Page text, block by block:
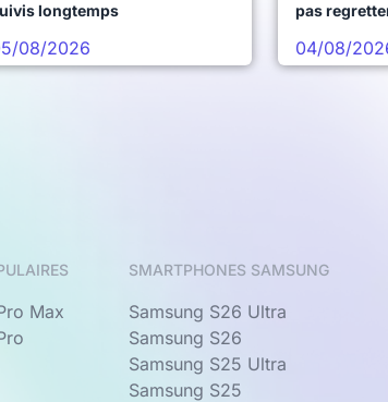
longtemps
08/2026
pas
04/08/
Max
SMARTPHONES SAMSUNG
Samsung S26 Ultra
Samsung S26
Samsung S25 Ultra
Samsung S25